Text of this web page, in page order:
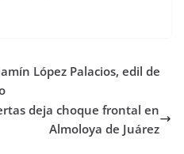
López Palacios, edil de
deja choque frontal en
Almoloya de Juárez